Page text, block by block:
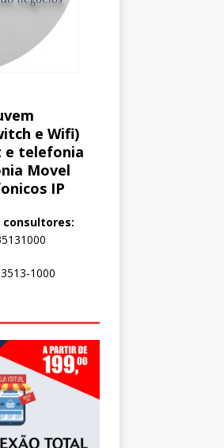
e Wifi)
e telefonia
Movel
IP
consultores:
1000